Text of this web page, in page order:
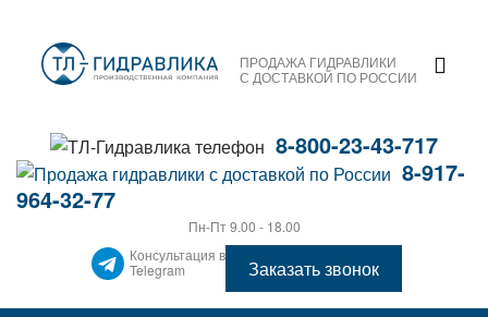
ПРОДАЖА ГИДРАВЛИКИ
С ДОСТАВКОЙ ПО РОССИИ
8-800-23-43-717
8-917-
964-32-77
Пн-Пт 9.00 - 18.00
Консультация в
Telegram
Заказать звонок